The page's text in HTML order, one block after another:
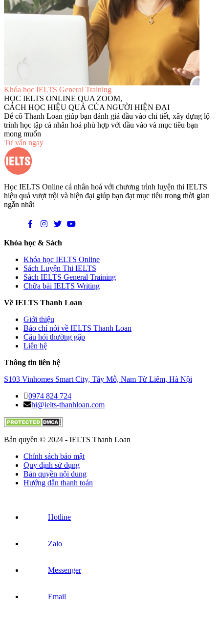
Khóa học IELTS General Training
HỌC IELTS ONLINE QUA ZOOM,
CÁCH HỌC HIỆU QUẢ CỦA NGƯỜI HIỆN ĐẠI
Để cô Thanh Loan giúp bạn đánh giá đầu vào chi tiết, xây dựng lộ
trình học tập cá nhân hoá phù hợp với đầu vào và mục tiêu bạn
mong muốn
Tư vấn ngay
Học IELTS Online cá nhân hoá với chương trình luyện thi IELTS
hiệu quả vượt trội và hiện đại giúp bạn đạt mục tiêu trong thời gian
ngắn nhất
Khóa học & Sách
Khóa học IELTS Online
Sách Luyện Thi IELTS
Sách IELTS General Training
Chữa bài IELTS Writing
Về IELTS Thanh Loan
Giới thiệu
Báo chí nói về IELTS Thanh Loan
Câu hỏi thường gặp
Liên hệ
Thông tin liên hệ
S103 Vinhomes Smart City, Tây Mỗ, Nam Từ Liêm, Hà Nội
0974 824 724
hi@ielts-thanhloan.com
Bản quyền © 2024 - IELTS Thanh Loan
Chính sách bảo mật
Quy định sử dụng
Bản quyền nội dung
Hướng dẫn thanh toán
Hotline
Zalo
Messenger
Email